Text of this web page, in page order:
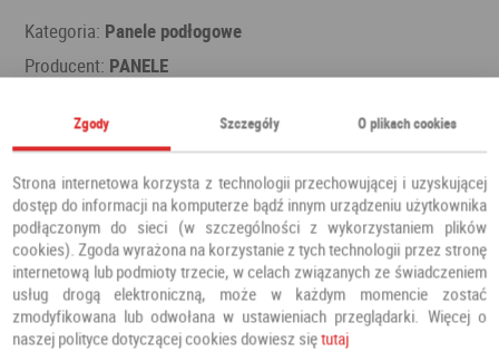
Kategoria: Panele podłogowe
Producent: PANELE
Polecamy również
Zgody Szczegóły O plikach cookies
Strona internetowa korzysta z technologii przechowującej i uzyskującej
dostęp do informacji na komputerze bądź innym urządzeniu użytkownika
podłączonym do sieci (w szczególności z wykorzystaniem plików
cookies). Zgoda wyrażona na korzystanie z tych technologii przez stronę
internetową lub podmioty trzecie, w celach związanych ze świadczeniem
usług drogą elektroniczną, może w każdym momencie zostać
zmodyfikowana lub odwołana w ustawieniach przeglądarki. Więcej o
naszej polityce dotyczącej cookies dowiesz siętutaj